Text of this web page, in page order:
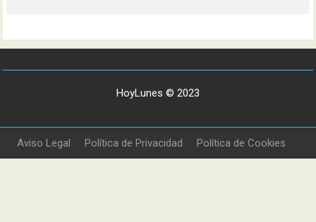
HoyLunes © 2023
Aviso Legal Política de Privacidad Política de Cookies